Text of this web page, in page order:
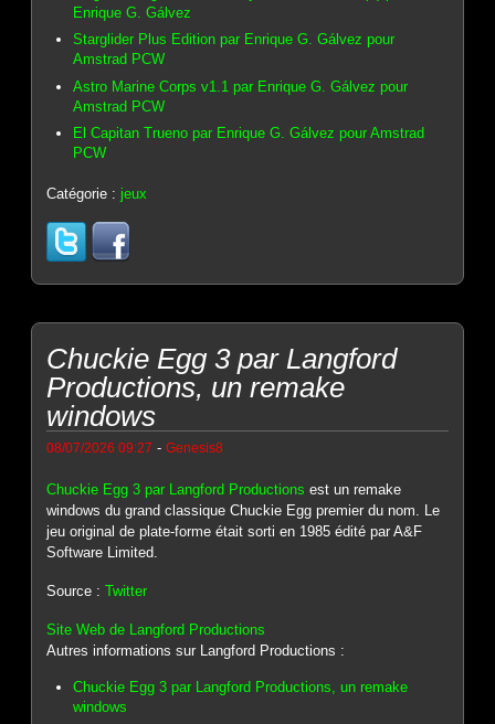
Enrique G. Gálvez
Starglider Plus Edition par Enrique G. Gálvez pour
Amstrad PCW
Astro Marine Corps v1.1 par Enrique G. Gálvez pour
Amstrad PCW
El Capitan Trueno par Enrique G. Gálvez pour Amstrad
PCW
Catégorie :jeux
Chuckie Egg 3 par Langford
Productions, un remake
windows
08/07/2026 09:27 -Genesis8
Chuckie Egg 3 par Langford Productions est un remake
windows du grand classique Chuckie Egg premier du nom. Le
jeu original de plate-forme était sorti en 1985 édité par A&F
Software Limited.
Source :Twitter
Site Web de Langford Productions
Autres informations sur Langford Productions :
Chuckie Egg 3 par Langford Productions, un remake
windows